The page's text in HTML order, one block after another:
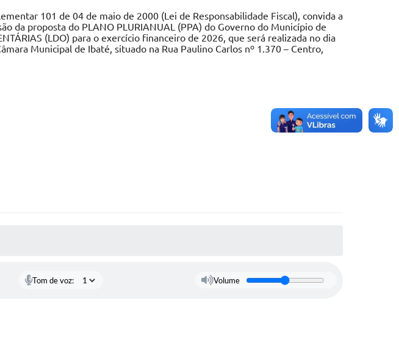
101 de 04 de maio de 2000 (Lei de Responsabilidade Fiscal), convida a
da proposta do PLANO PLURIANUAL (PPA) do Governo do Município de
(LDO) para o exercício financeiro de 2026, que será realizada no dia
Municipal de Ibaté, situado na Rua Paulino Carlos nº 1.370 – Centro,
Tom de voz: Volume